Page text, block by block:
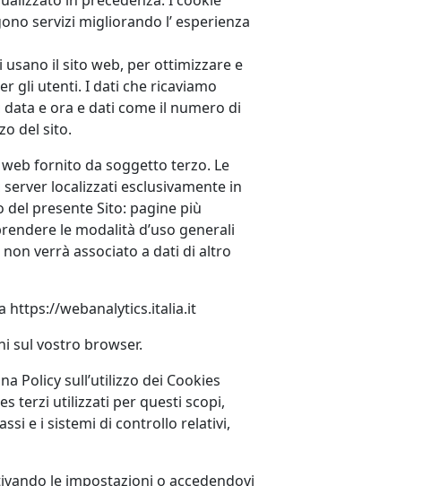
servizi migliorando l’ esperienza
il sito web, per ottimizzare e
gli utenti. I dati che ricaviamo
e ora e dati come il numero di
del sito.
fornito da soggetto terzo. Le
localizzati esclusivamente in
del presente Sito: pagine più
le modalità d’uso generali
verrà associato a dati di altro
https://webanalytics.italia.it
sul vostro browser.
Policy sull’utilizzo dei Cookies
terzi utilizzati per questi scopi,
e i sistemi di controllo relativi,
le impostazioni o accedendovi